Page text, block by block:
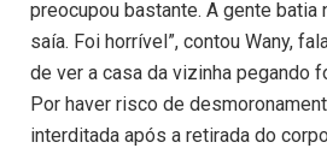
preocupou bastante. A gente batia
saía. Foi horrível”, contou Wany,
de ver a casa da vizinha pegando
Por haver risco de
interditada após a retirada do